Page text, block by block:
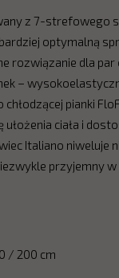
z 7-strefowego
optymalną
rozwiązanie dla
–
pianki
ciała i
Italiano niweluje
przyjemny
/ 200 cm